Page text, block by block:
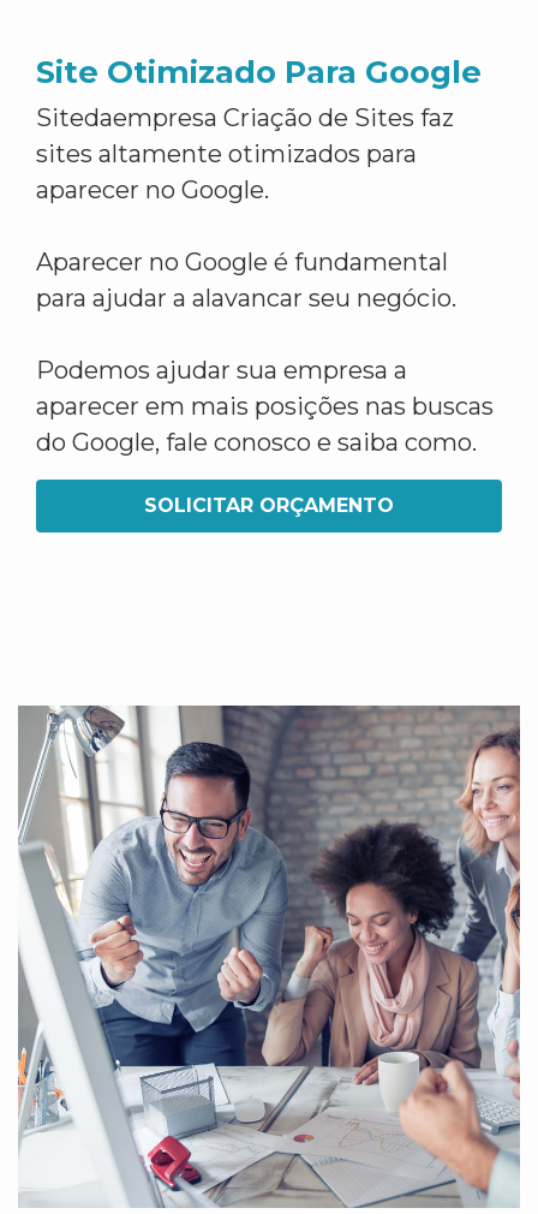
Site Otimizado Para Google
Sitedaempresa Criação de Sites faz
sites altamente otimizados para
aparecer no Google.
Aparecer no Google é fundamental
para ajudar a alavancar seu negócio.
Podemos ajudar sua empresa a
aparecer em mais posições nas buscas
do Google, fale conosco e saiba como.
SOLICITAR ORÇAMENTO